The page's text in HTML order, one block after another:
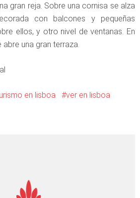
gran reja. Sobre una cornisa se alza
con balcones y pequeñas
ellos, y otro nivel de ventanas. En
una gran terraza.
en lisboa
ver en lisboa